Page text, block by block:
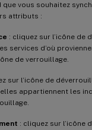
que vous souhaitez
attributs :
: cliquez sur l’icône de
services d’où
de verrouillage.
sur l’icône de
appartiennent les
: cliquez sur l’icône